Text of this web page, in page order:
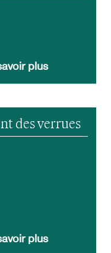
plus
des verrues
plus